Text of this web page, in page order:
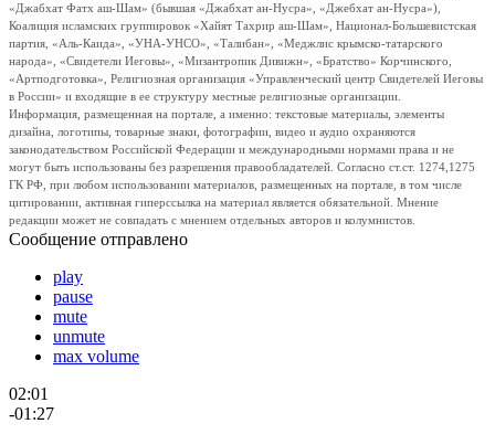
«Джабхат Фатх аш-Шам» (бывшая «Джабхат ан-Нусра», «Джебхат ан-Нусра»),
Коалиция исламских группировок «Хайят Тахрир аш-Шам», Национал-Большевистская
партия, «Аль-Каида», «УНА-УНСО», «Талибан», «Меджлис крымско-татарского
народа», «Свидетели Иеговы», «Мизантропик Дивижн», «Братство» Корчинского,
«Артподготовка», Религиозная организация «Управленческий центр Свидетелей Иеговы
в России» и входящие в ее структуру местные религиозные организации.
Информация, размещенная на портале, а именно: текстовые материалы, элементы
дизайна, логотипы, товарные знаки, фотографии, видео и аудио охраняются
законодательством Российской Федерации и международными нормами права и не
могут быть использованы без разрешения правообладателей. Согласно ст.ст. 1274,1275
ГК РФ, при любом использовании материалов, размещенных на портале, в том числе
цитировании, активная гиперссылка на материал является обязательной. Мнение
редакции может не совпадать с мнением отдельных авторов и колумнистов.
Сообщение отправлено
play
pause
mute
unmute
max volume
02:01
-01:27